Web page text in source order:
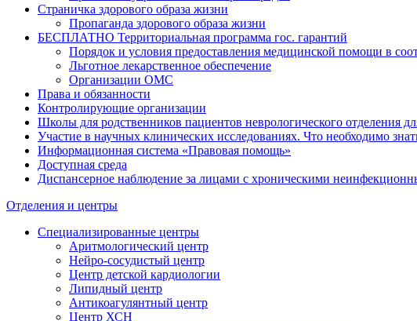
Страничка здорового образа жизни
Пропаганда здорового образа жизни
БЕСПЛАТНО Территориальная программа гос. гарантий
Порядок и условия предоставления медицинской помощи в
Льготное лекарственное обеспечение
Организации ОМС
Права и обязанности
Контролирующие организации
Школы для родственников пациентов неврологического отделения
Участие в научных клинических исследованиях. Что необходимо
Информационная система «Правовая помощь»
Доступная среда
Диспансерное наблюдение за лицами с хроническими
Отделения и центры
Специализированные центры
Аритмологический центр
Нейро-сосудистый центр
Центр детской кардиологии
Липидный центр
Антикоагулянтный центр
Центр ХСН